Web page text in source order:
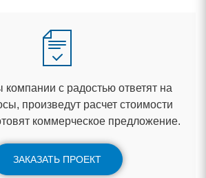
с радостью ответят на
произведут расчет стоимости
коммерческое предложение.
ЗАКАЗАТЬ ПРОЕКТ